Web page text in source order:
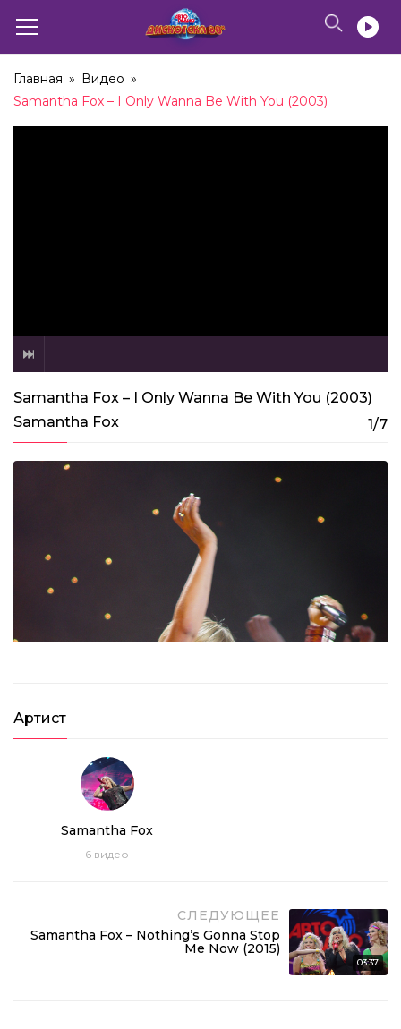
Главная » Видео »
Samantha Fox – I Only Wanna Be With You (2003)
Samantha Fox – I Only Wanna Be With You (2003)
Samantha Fox
1/7
03:10
Samantha Fox – I Only Wanna Be With You (2003)
Samantha Fox – Nothing’s Gonna Stop Me Now
Артист
Samantha Fox
6 видео
СЛЕДУЮЩЕЕ
Samantha Fox – Nothing’s Gonna Stop
Me Now (2015)
03:37